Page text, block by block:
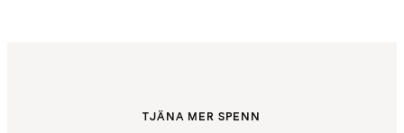
TJÄNA MER SPENN